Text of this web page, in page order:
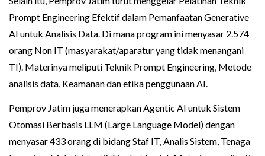
Prompt Engineering Efektif dalam Pemanfaatan Generative
AI untuk Analisis Data. Di mana program ini menyasar 2.574
orang Non IT (masyarakat/aparatur yang tidak menangani
TI). Materinya meliputi Teknik Prompt Engineering, Metode
analisis data, Keamanan dan etika penggunaan AI.
Pemprov Jatim juga menerapkan Agentic AI untuk Sistem
Otomasi Berbasis LLM (Large Language Model) dengan
menyasar 433 orang di bidang Staf IT, Analis Sistem, Tenaga